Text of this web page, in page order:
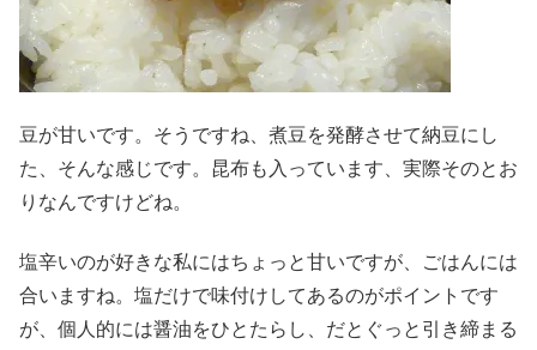
豆が甘いです。そうですね、煮豆を発酵させて納豆にし
た、そんな感じです。昆布も入っています、実際そのとお
りなんですけどね。
塩辛いのが好きな私にはちょっと甘いですが、ごはんには
合いますね。塩だけで味付けしてあるのがポイントです
が、個人的には醤油をひとたらし、だとぐっと引き締まる